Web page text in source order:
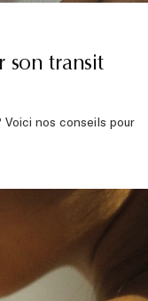
son transit
nos conseils pour